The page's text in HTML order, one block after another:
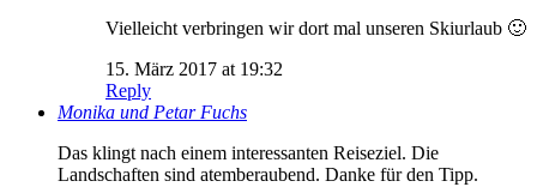
Vielleicht verbringen wir dort mal unseren Skiurlaub 🙂
15. März 2017 at 19:32
Reply
Monika und Petar Fuchs
Das klingt nach einem interessanten Reiseziel. Die
Landschaften sind atemberaubend. Danke für den Tipp.